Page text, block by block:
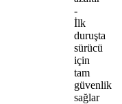
-
İlk
duruşta
sürücü
için
tam
güvenlik
sağlar